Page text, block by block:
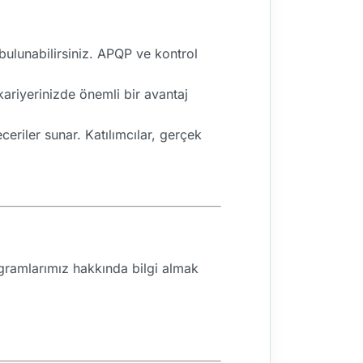
APQP ve kontrol
önemli bir avantaj
sunar. Katılımcılar, gerçek
hakkında bilgi almak